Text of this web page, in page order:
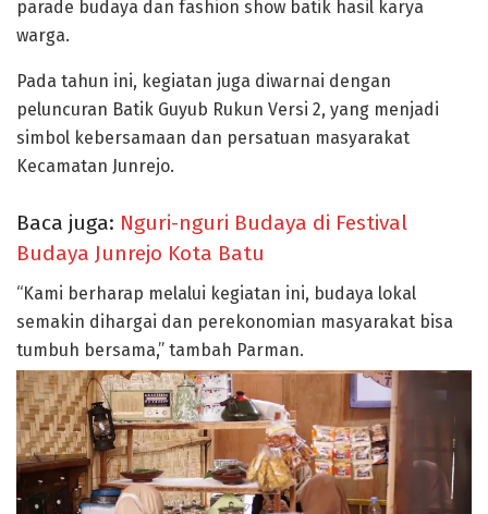
parade budaya dan fashion show batik hasil karya
warga.
Pada tahun ini, kegiatan juga diwarnai dengan
peluncuran Batik Guyub Rukun Versi 2, yang menjadi
simbol kebersamaan dan persatuan masyarakat
Kecamatan Junrejo.
Baca juga: Nguri-nguri Budaya di Festival
Budaya Junrejo Kota Batu
“Kami berharap melalui kegiatan ini, budaya lokal
semakin dihargai dan perekonomian masyarakat bisa
tumbuh bersama,” tambah Parman.